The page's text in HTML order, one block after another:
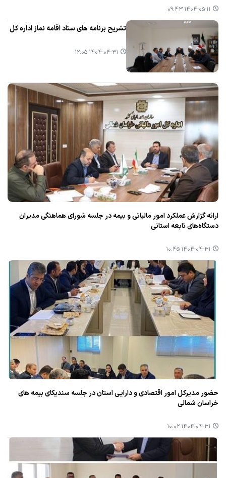
۱۴۰۴-۰۵-۱۱ ۰۹:۴۳
تشریح برنامه های ستاد اقامه نماز اداره كل
۱۴۰۴-۰۴-۳۱ ۱۲:۰۵
ارائه گزارش عملكرد امور مالیاتی و بیمه در جلسه شورای هماهنگی مدیران
دستگاه‌های تابعه استانی
۱۴۰۴-۰۴-۳۱ ۱۰:۴۵
حضور مدیركل امور اقتصادی و دارایی استان در جلسه سندیكای بیمه های
خراسان شمالی
۱۴۰۴-۰۴-۳۱ ۱۰:۰۲